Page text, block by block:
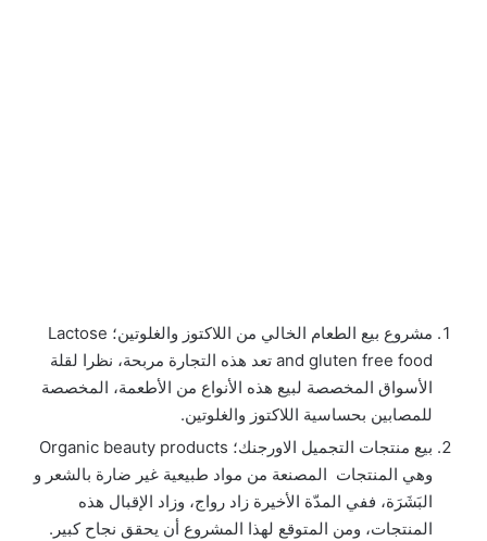
مشروع بيع الطعام الخالي من اللاكتوز والغلوتين؛ Lactose
and gluten free food تعد هذه التجارة مربحة، نظرا لقلة
الأسواق المخصصة لبيع هذه الأنواع من الأطعمة، المخصصة
للمصابين بحساسية اللاكتوز والغلوتين.
بيع منتجات التجميل الاورجنك؛ Organic beauty products
وهي المنتجات المصنعة من مواد طبيعية غير ضارة بالشعر و
البَشَرَة، ففي المدّة الأخيرة زاد رواج، وزاد الإقبال هذه
المنتجات، ومن المتوقع لهذا المشروع أن يحقق نجاح كبير.